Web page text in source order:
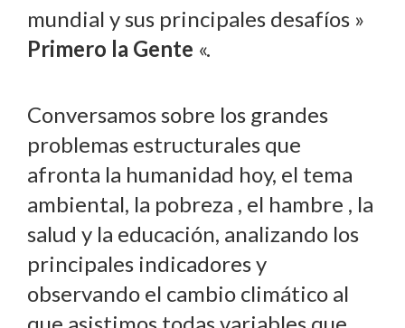
mundial y sus principales desafíos »
Primero la Gente «.
Conversamos sobre los grandes
problemas estructurales que
afronta la humanidad hoy, el tema
ambiental, la pobreza , el hambre , la
salud y la educación, analizando los
principales indicadores y
observando el cambio climático al